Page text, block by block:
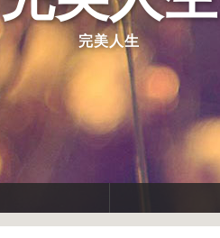
完美人生